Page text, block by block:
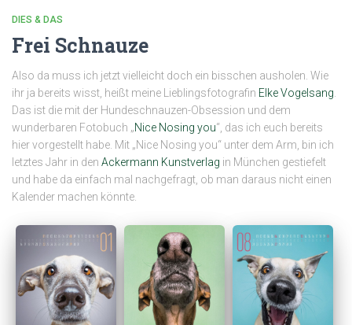
DIES & DAS
Frei Schnauze
Also da muss ich jetzt vielleicht doch ein bisschen ausholen. Wie
ihr ja bereits wisst, heißt meine Lieblingsfotografin Elke Vogelsang.
Das ist die mit der Hundeschnauzen-Obsession und dem
wunderbaren Fotobuch „Nice Nosing you“, das ich euch bereits
hier vorgestellt habe. Mit „Nice Nosing you“ unter dem Arm, bin ich
letztes Jahr in den Ackermann Kunstverlag in München gestiefelt
und habe da einfach mal nachgefragt, ob man daraus nicht einen
Kalender machen könnte.